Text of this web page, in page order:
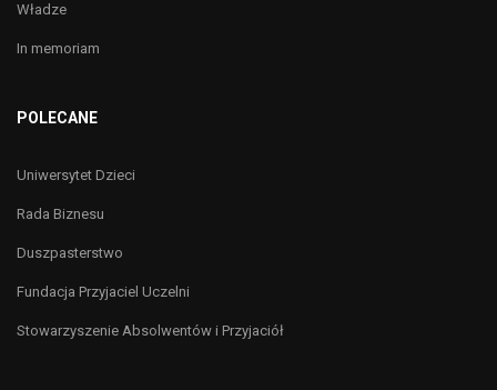
Władze
In memoriam
POLECANE
Uniwersytet Dzieci
Rada Biznesu
Duszpasterstwo
Fundacja Przyjaciel Uczelni
Stowarzyszenie Absolwentów i Przyjaciół